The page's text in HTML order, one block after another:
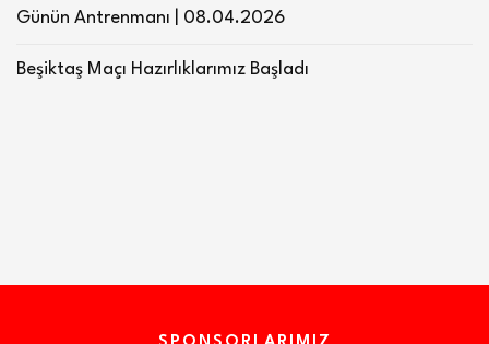
Günün Antrenmanı | 08.04.2026
Beşiktaş Maçı Hazırlıklarımız Başladı